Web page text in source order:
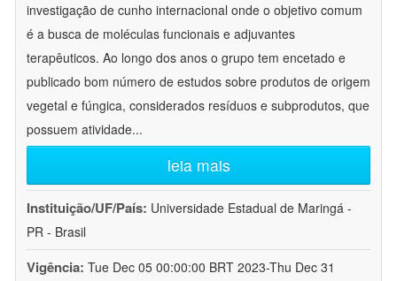
investigação de cunho internacional onde o objetivo comum
é a busca de moléculas funcionais e adjuvantes
terapêuticos. Ao longo dos anos o grupo tem encetado e
publicado bom número de estudos sobre produtos de origem
vegetal e fúngica, considerados resíduos e subprodutos, que
possuem atividade...
leia mais
Instituição/UF/País: Universidade Estadual de Maringá -
PR - Brasil
Vigência: Tue Dec 05 00:00:00 BRT 2023-Thu Dec 31